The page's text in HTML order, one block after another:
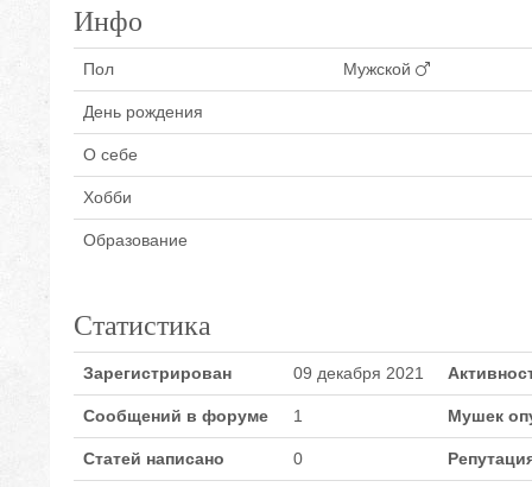
Инфо
Пол Мужской
День рождения
О себе
Хобби
Образование
Статистика
Зарегистрирован 09 декабря 2021
Сообщений в форуме 1 Мушек
Статей написано 0